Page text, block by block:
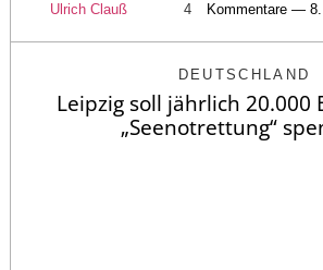
Ulrich Clauß 4 Kommentare —
DEUTSCHLAND
Leipzig soll jährlich 20.000
„Seenotrettung“